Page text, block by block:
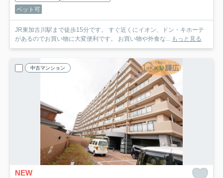
ペット可
JR東加古川駅まで徒歩15分です。 すぐ近くにイオン、ドン・キホーテ
があるのでお買い物に大変便利です。 お買い物や外食な... もっと見る
中古マンション
NEW